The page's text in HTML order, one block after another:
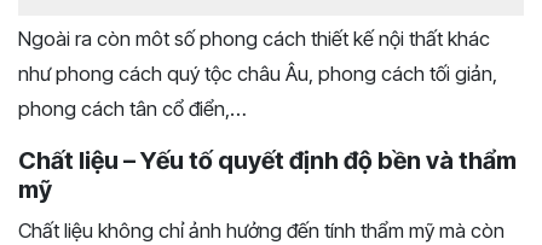
Ngoài ra còn môt số phong cách thiết kế nội thất khác
như phong cách quý tộc châu Âu, phong cách tối giản,
phong cách tân cổ điển,…
Chất liệu – Yếu tố quyết định độ bền và thẩm
mỹ
Chất liệu không chỉ ảnh hưởng đến tính thẩm mỹ mà còn